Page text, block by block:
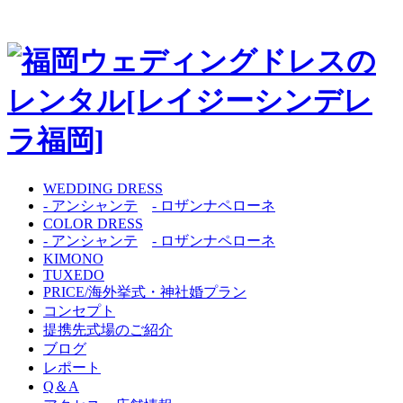
WEDDING DRESS
- アンシャンテ
- ロザンナペローネ
COLOR DRESS
- アンシャンテ
- ロザンナペローネ
KIMONO
TUXEDO
PRICE/海外挙式・神社婚プラン
コンセプト
提携先式場のご紹介
ブログ
レポート
Q＆A